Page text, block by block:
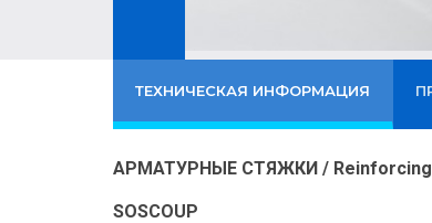
ТЕХНИЧЕСКАЯ ИНФОРМАЦИЯ
АРМАТУРНЫЕ СТЯЖКИ / Reinforcing
SOSCOUP